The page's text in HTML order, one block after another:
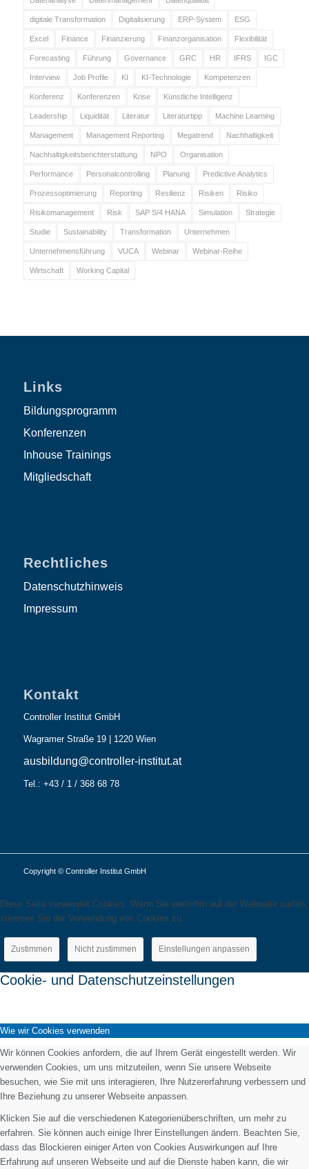
digitale Transformation Digitalisierung ERP-System ESG
Excel Finance Finanzierung Finanzorganisation Flexibilität
Forecasting Führung Governance GRC HR IFRS IGC
Interview Job Profile KI KI-Technologie Kompetenzen
Konferenz Konferenzen Krise Künstliche Intelligenz
Leadership Liquidität Literatur Literaturtipp Machine Learning
Management Management Reporting Megatrend Nachhaltigkeit
Nachhaltigkeitsberichterstattung NPO Organisation
Performance Personalcontrolling Planung Predictive Analytics
Prozessoptimierung Reporting Resilienz Risiken Risiko
Risikomanagement Risk SAP S/4 HANA Simulation Strategie
Studie Sustainability Transformation Unternehmen
Unternehmensführung VUCA Webinar Webinar-Reihe
Wirtschaft Working Capital
Links
Bildungsprogramm
Konferenzen
Inhouse Trainings
Mitgliedschaft
Rechtliches
Datenschutzhinweis
Impressum
Kontakt
Controller Institut GmbH
Wagramer Straße 19 | 1220 Wien
ausbildung@controller-institut.at
Tel.: +43 / 1 / 368 68 78
Copyright © Controller Institut GmbH
Diese Seite verwendet Cookies. Wenn Sie weiterhin auf der Webseite surfen,
stimmen Sie der Verwendung von Cookies zu.
Zustimmen Nicht zustimmen Einstellungen anpassen
Cookie- und Datenschutzeinstellungen
Wie wir Cookies verwenden
Wir können Cookies anfordern, die auf Ihrem Gerät eingestellt werden. Wir
verwenden Cookies, um uns mitzuteilen, wenn Sie unsere Webseite
besuchen, wie Sie mit uns interagieren, Ihre Nutzererfahrung verbessern und
Ihre Beziehung zu unserer Webseite anpassen.
Klicken Sie auf die verschiedenen Kategorienüberschriften, um mehr zu
erfahren. Sie können auch einige Ihrer Einstellungen ändern. Beachten Sie,
dass das Blockieren einiger Arten von Cookies Auswirkungen auf Ihre
Erfahrung auf unseren Webseite und auf die Dienste haben kann, die wir